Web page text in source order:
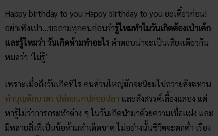
Happy birthday to you Happy birthday to you อะเดี๋ยวก่อน!
อย่าเพิ่งเป่า…ขอถามทุกคนก่อนว่ารู้ไหมทำไมวันเกิดต้องเป่าเค้ก
และรู้ไหมว่า วันเกิดห้ามทำอะไร คำตอบน่าจะเป็นเสียงเดียวกัน
หมดว่า ‘ไม่รู้’
เพราะเมื่อถึงวันเกิดทีไร คนส่วนใหญ่มักจะนิยมไปถวายสังฆทาน
ทำบุญตักบาตร ปล่อยนกปล่อยปลา และสังสรรค์เลี้ยงฉลอง แต่
หารู้ไม่ว่าการกระทำต่าง ๆ ในวันเกิดนำมาด้วยความเชื่อแฝง และ
มีหลายสิ่งที่เป็นข้อห้ามทำเด็ดขาด ไม่อย่างนั้นชีวิตจะตกต่ำ เรื่อง